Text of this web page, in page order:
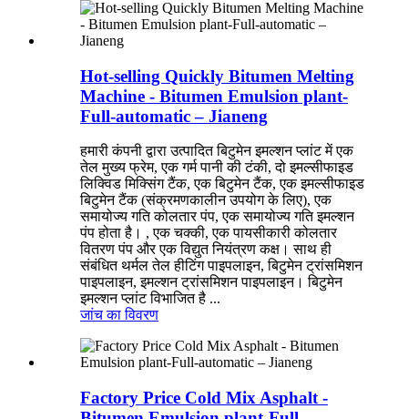
Hot-selling Quickly Bitumen Melting
Machine - Bitumen Emulsion plant-
Full-automatic – Jianeng
हमारी कंपनी द्वारा उत्पादित बिटुमेन इमल्शन प्लांट में एक
तेल मुख्य फ्रेम, एक गर्म पानी की टंकी, दो इमल्सीफाइड
लिक्विड मिक्सिंग टैंक, एक बिटुमेन टैंक, एक इमल्सीफाइड
बिटुमेन टैंक (संक्रमणकालीन उपयोग के लिए), एक
समायोज्य गति कोलतार पंप, एक समायोज्य गति इमल्शन
पंप होता है। , एक चक्की, एक पायसीकारी कोलतार
वितरण पंप और एक विद्युत नियंत्रण कक्ष। साथ ही
संबंधित थर्मल तेल हीटिंग पाइपलाइन, बिटुमेन ट्रांसमिशन
पाइपलाइन, इमल्शन ट्रांसमिशन पाइपलाइन। बिटुमेन
इमल्शन प्लांट विभाजित है ...
जांच काविवरण
Factory Price Cold Mix Asphalt -